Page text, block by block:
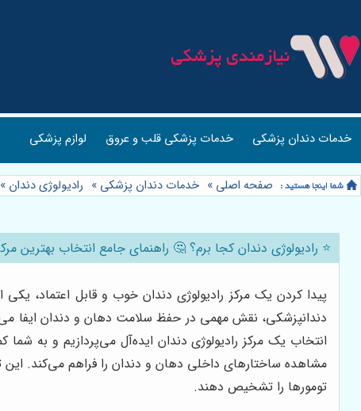
خدمات دندان پزشکی خدمات پزشکی قلب و عروق لوازم پزشکی
صفحه اصلی » خدمات دندان پزشکی » رادیولوژی دندان »
⭐️ رادیولوژی دندان کجا برم؟ 🤔 راهنمای جامع انتخاب بهترین
پیدا کردن یک مرکز رادیولوژی دندان خوب و قابل اعتماد،
دندانپزشکی، نقش مهمی در حفظ سلامت دهان و دندان ایفا
انتخاب یک مرکز رادیولوژی دندان ایده‌آل می‌پردازیم و به شما
مشاهده ساختارهای داخلی دهان و دندان را فراهم می‌کند.
تومورها را تشخیص دهند.